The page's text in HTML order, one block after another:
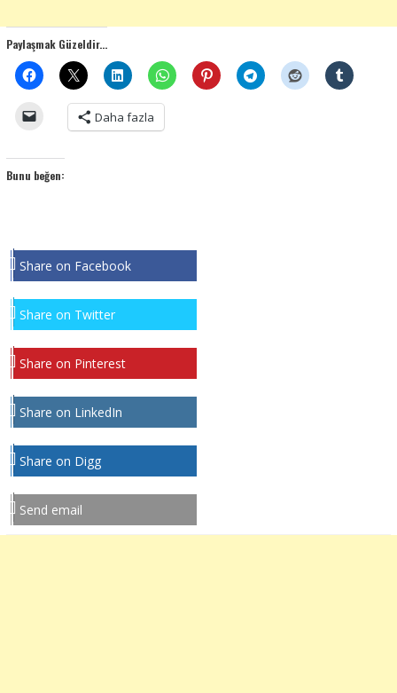
Paylaşmak Güzeldir...
Daha fazla
Bunu beğen:
Share on Facebook
Share on Twitter
Share on Pinterest
Share on LinkedIn
Share on Digg
Send email